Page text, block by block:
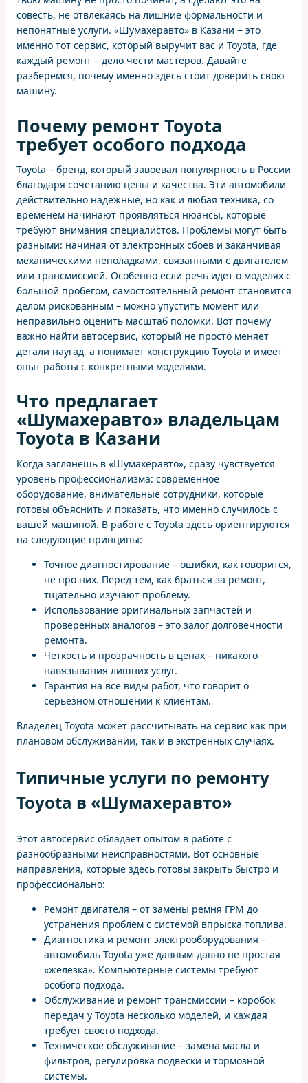
совесть, не отвлекаясь на лишние формальности и
непонятные услуги. «Шумахеравто» в Казани − это
именно тот сервис, который выручит вас и Toyota, где
каждый ремонт – дело чести мастеров. Давайте
разберемся, почему именно здесь стоит доверить свою
машину.
Почему ремонт Toyota
требует особого подхода
Toyota – бренд, который завоевал популярность в России
благодаря сочетанию цены и качества. Эти автомобили
действительно надёжные, но как и любая техника, со
временем начинают проявляться нюансы, которые
требуют внимания специалистов. Проблемы могут быть
разными: начиная от электронных сбоев и заканчивая
механическими неполадками, связанными с двигателем
или трансмиссией. Особенно если речь идет о моделях с
большой пробегом, самостоятельный ремонт становится
делом рискованным – можно упустить момент или
неправильно оценить масштаб поломки. Вот почему
важно найти автосервис, который не просто меняет
детали наугад, а понимает конструкцию Toyota и имеет
опыт работы с конкретными моделями.
Что предлагает
«Шумахеравто» владельцам
Toyota в Казани
Когда заглянешь в «Шумахеравто», сразу чувствуется
уровень профессионализма: современное
оборудование, внимательные сотрудники, которые
готовы объяснить и показать, что именно случилось с
вашей машиной. В работе с Toyota здесь ориентируются
на следующие принципы:
Точное диагностирование – ошибки, как говорится,
не про них. Перед тем, как браться за ремонт,
тщательно изучают проблему.
Использование оригинальных запчастей и
проверенных аналогов – это залог долговечности
ремонта.
Четкость и прозрачность в ценах – никакого
навязывания лишних услуг.
Гарантия на все виды работ, что говорит о
серьезном отношении к клиентам.
Владелец Toyota может рассчитывать на сервис как при
плановом обслуживании, так и в экстренных случаях.
Типичные услуги по ремонту
Toyota в «Шумахеравто»
Этот автосервис обладает опытом в работе с
разнообразными неисправностями. Вот основные
направления, которые здесь готовы закрыть быстро и
профессионально:
Ремонт двигателя – от замены ремня ГРМ до
устранения проблем с системой впрыска топлива.
Диагностика и ремонт электрооборудования –
автомобиль Toyota уже давным-давно не простая
«железка». Компьютерные системы требуют
особого подхода.
Обслуживание и ремонт трансмиссии – коробок
передач у Toyota несколько моделей, и каждая
требует своего подхода.
Техническое обслуживание – замена масла и
фильтров, регулировка подвески и тормозной
системы.